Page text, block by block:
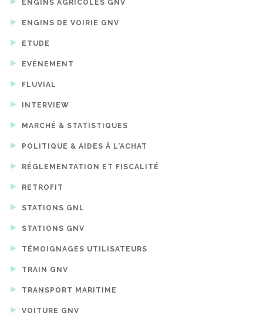
ENGINS AGRICOLES GNV
ENGINS DE VOIRIE GNV
ETUDE
EVÉNEMENT
FLUVIAL
INTERVIEW
MARCHÉ & STATISTIQUES
POLITIQUE & AIDES À L'ACHAT
RÉGLEMENTATION ET FISCALITÉ
RETROFIT
STATIONS GNL
STATIONS GNV
TÉMOIGNAGES UTILISATEURS
TRAIN GNV
TRANSPORT MARITIME
VOITURE GNV